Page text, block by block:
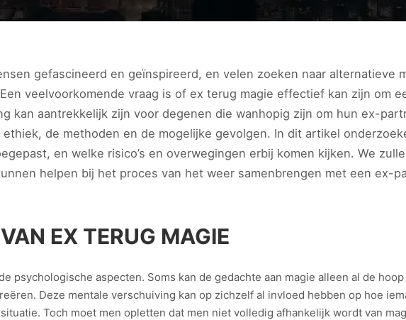
gefascineerd en geïnspireerd, en velen zoeken naar alternatieve
veelvoorkomende vraag is of ex terug magie effectief kan zijn om
kan aantrekkelijk zijn voor degenen die wanhopig zijn om hun ex-
de methoden en de mogelijke gevolgen. In dit artikel
en welke risico’s en overwegingen erbij komen kijken. We
helpen bij het proces van het weer samenbrengen met een ex-
EX TERUG MAGIE
psychologische aspecten. Soms kan de gedachte aan magie alleen al de
Deze mentale verschuiving kan op zichzelf al invloed hebben op hoe
Toch moet men opletten dat men niet volledig afhankelijk wordt van